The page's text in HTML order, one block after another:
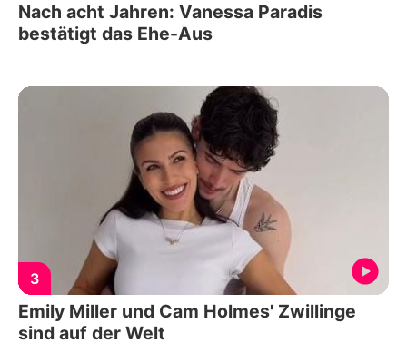
Nach acht Jahren: Vanessa Paradis
bestätigt das Ehe-Aus
3
Emily Miller und Cam Holmes' Zwillinge
sind auf der Welt